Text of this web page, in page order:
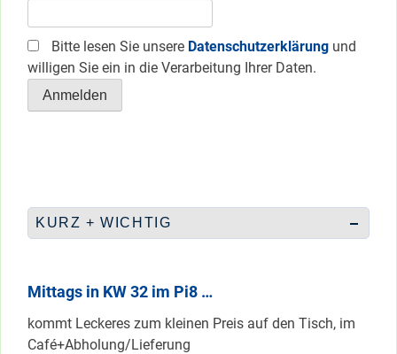
Bitte lesen Sie unsere Datenschutzerklärung und
willigen Sie ein in die Verarbeitung Ihrer Daten.
KURZ + WICHTIG
Mittags in KW 32 im Pi8 …
kommt Leckeres zum kleinen Preis auf den Tisch, im
Café+Abholung/Lieferung